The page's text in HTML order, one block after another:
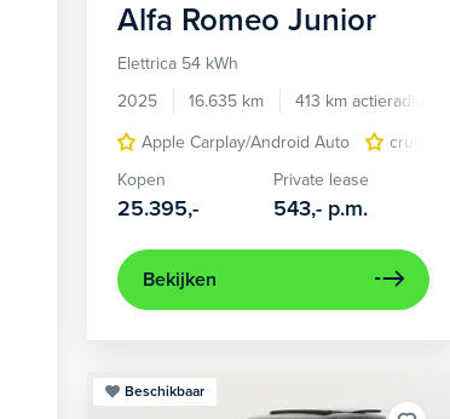
Alfa Romeo Junior
Elettrica 54 kWh
2025
16.635 km 413 km actieradius
Apple Carplay/Android Auto
cruise
Kopen
25.395,-
Private lease
543,- p.m.
Bekijken
Beschikbaar